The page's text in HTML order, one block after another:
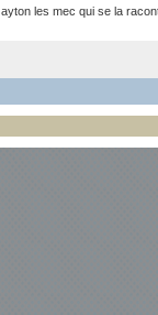
les mec qui se la